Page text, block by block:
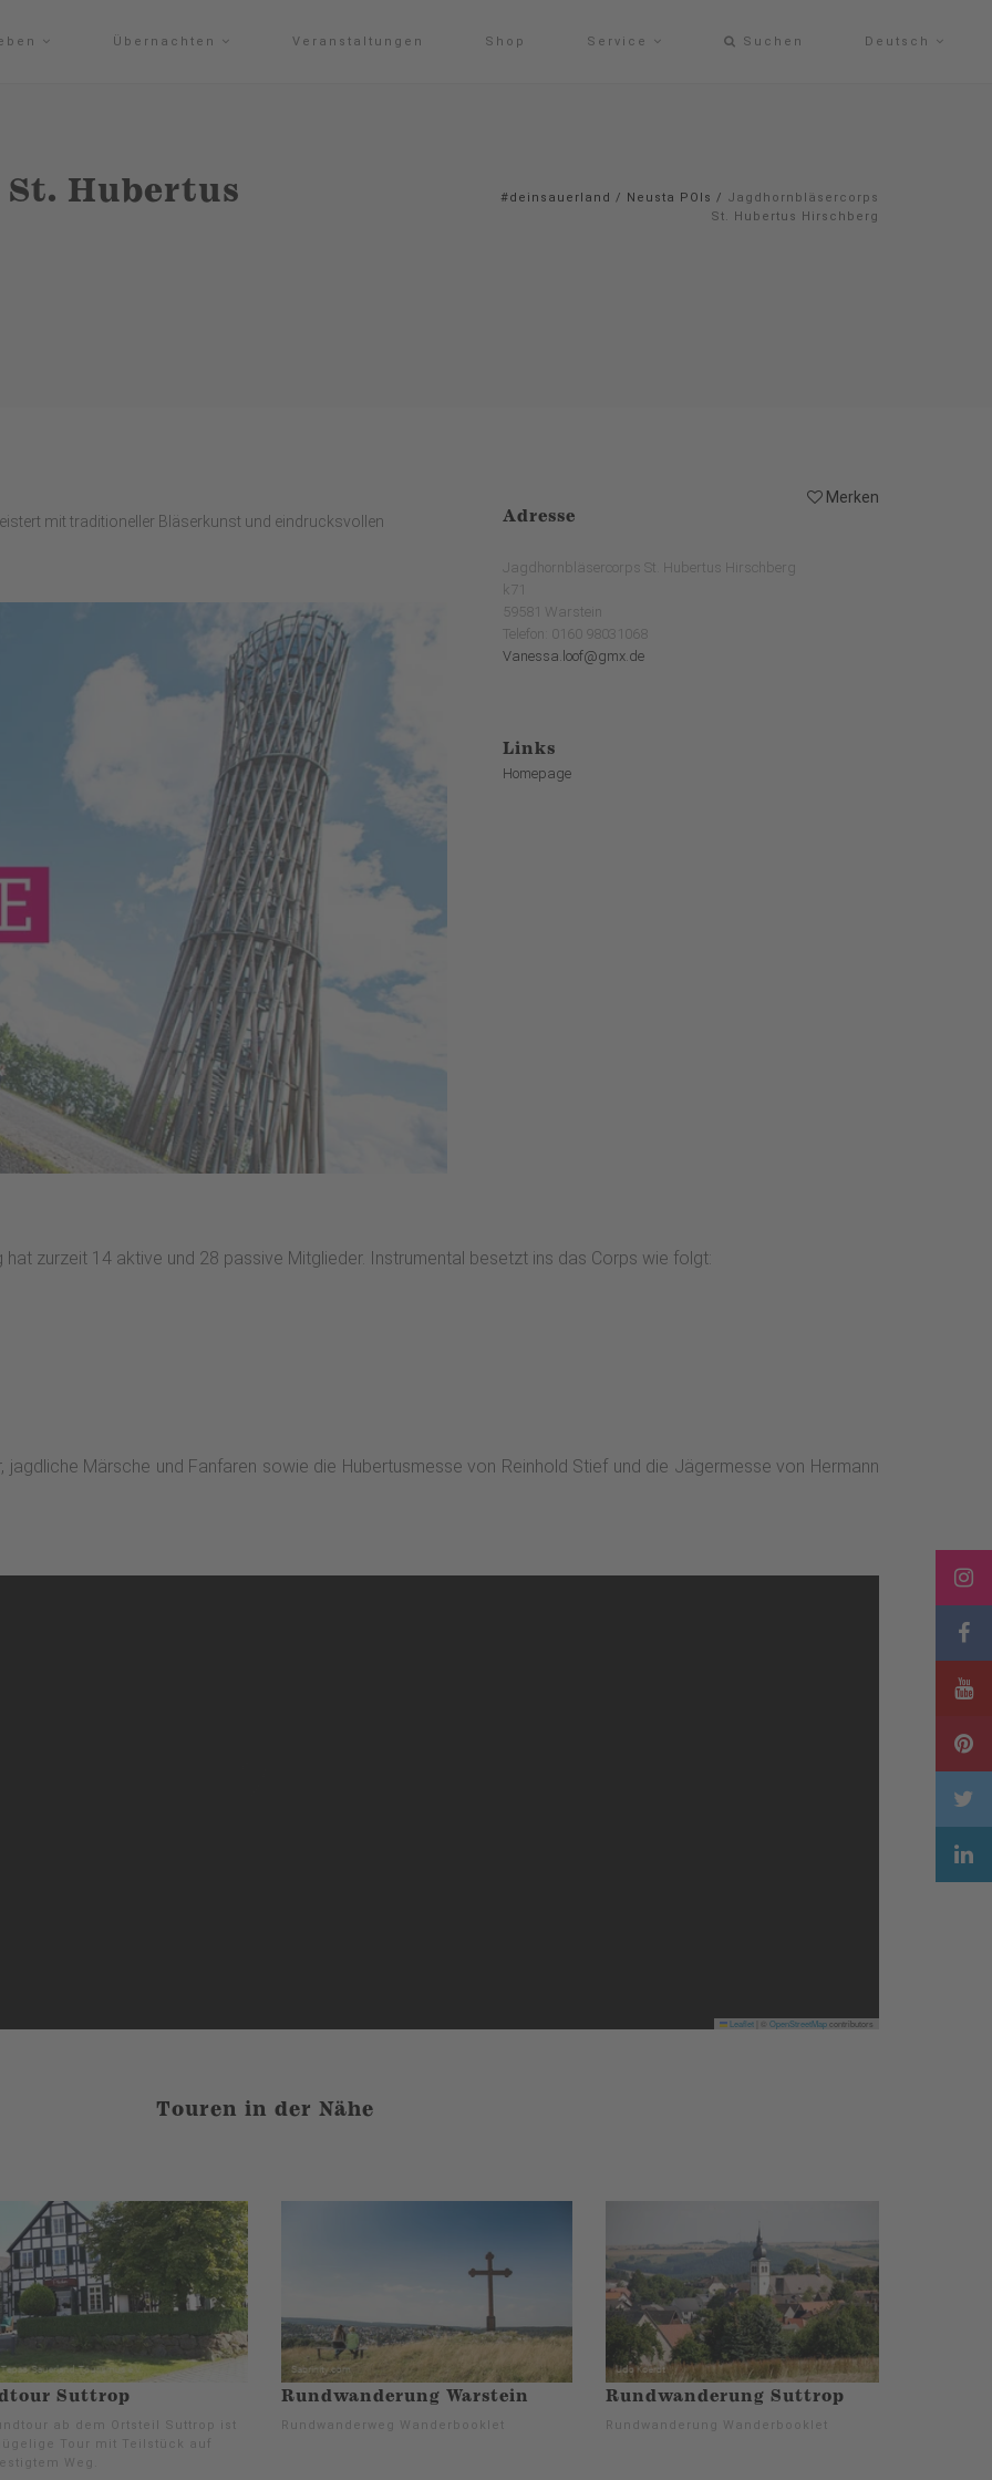
Übernachten Veranstaltungen Shop Service Suchen Deutsch
Hubertus
#deinsauerland / Neusta POIs / Jagdhornbläsercorps
St. Hubertus Hirschberg
Merken
mit traditioneller Bläserkunst und eindrucksvollen
Adresse
Jagdhornbläsercorps St. Hubertus Hirschberg
k71
59581 Warstein
Telefon: 0160 98031068
Vanessa.loof@gmx.de
Links
Homepage
zurzeit 14 aktive und 28 passive Mitglieder. Instrumental besetzt ins das Corps wie folgt:
Märsche und Fanfaren sowie die Hubertusmesse von Reinhold Stief und die Jägermesse von Hermann
Leaflet OpenStreetMapcontributors
Touren in der Nähe
Suttrop
ab dem Ortsteil Suttrop ist
Tour mit Teilstück auf
Weg.
Rundwanderung Warstein
Rundwanderweg Wanderbooklet
Rundwanderung Suttrop
Rundwanderung Wanderbooklet